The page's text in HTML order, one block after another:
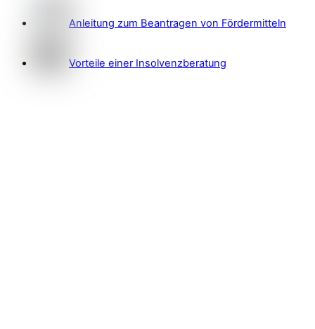
Anleitung zum Beantragen von Fördermitteln
Vorteile einer Insolvenzberatung